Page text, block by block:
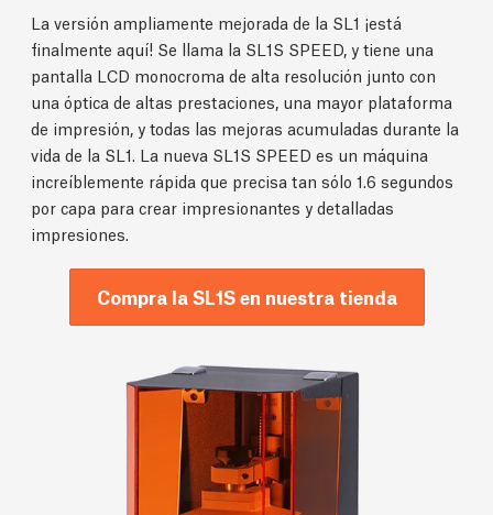
La versión ampliamente mejorada de la SL1 ¡está
finalmente aquí! Se llama la SL1S SPEED, y tiene una
pantalla LCD monocroma de alta resolución junto con
una óptica de altas prestaciones, una mayor plataforma
de impresión, y todas las mejoras acumuladas durante la
vida de la SL1. La nueva SL1S SPEED es un máquina
increíblemente rápida que precisa tan sólo 1.6 segundos
por capa para crear impresionantes y detalladas
impresiones.
Compra la SL1S en nuestra tienda